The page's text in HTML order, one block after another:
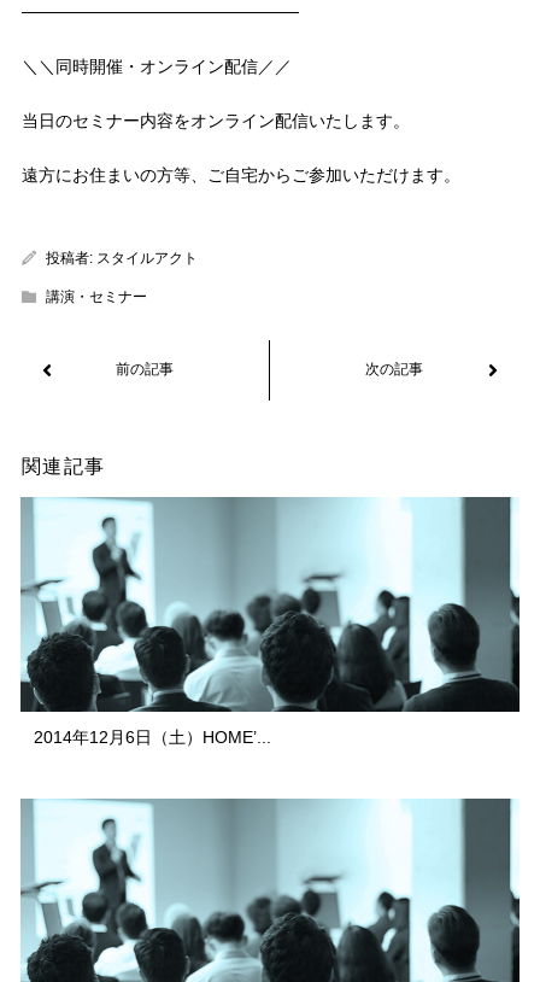
───────────────────────
＼＼同時開催・オンライン配信／／
当日のセミナー内容をオンライン配信いたします。
遠方にお住まいの方等、ご自宅からご参加いただけます。
投稿者: スタイルアクト
講演・セミナー
関連記事
2014年12月6日（土）HOME’...